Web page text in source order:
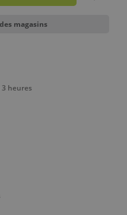
magasins
heures